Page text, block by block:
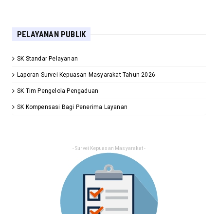
PELAYANAN PUBLIK
SK Standar Pelayanan
Laporan Survei Kepuasan Masyarakat Tahun 2026
SK Tim Pengelola Pengaduan
SK Kompensasi Bagi Penerima Layanan
- Survei Kepuasan Masyarakat -